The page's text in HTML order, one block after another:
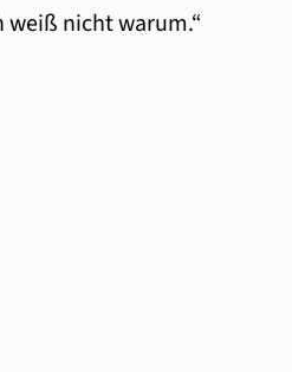
weiß nicht warum.“